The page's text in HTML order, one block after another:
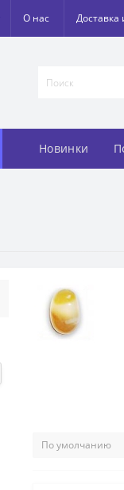
О нас Доставка
Новинки